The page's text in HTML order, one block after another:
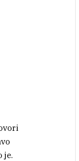
je.